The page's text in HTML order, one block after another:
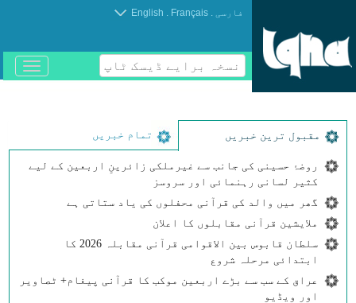
فارسی .
Français
.
English
نسخہ برایے ڈیسک ٹاپ
باز
و
مقبول ترین خبریں تمام خبریں
روضۂ حسینی کی جانب سے غیرملکی زائرینِ اربعین کے لیے
کثیر لسانی رہنمائی اور سروسز
گھر میں والد کی قرآنی محفلوں کی یاد ستاتی ہے
ملایشین قرآنی مقابلوں کا اعلان
سلطان قابوس بین الاقوامی قرآنی مقابلہ 2026 کا
ابتدائی مرحلہ شروع
عراق کے سب سے بڑے اربعین موکب کا قرآنی پیغام+ ٹصاویر
اور ویڈیو